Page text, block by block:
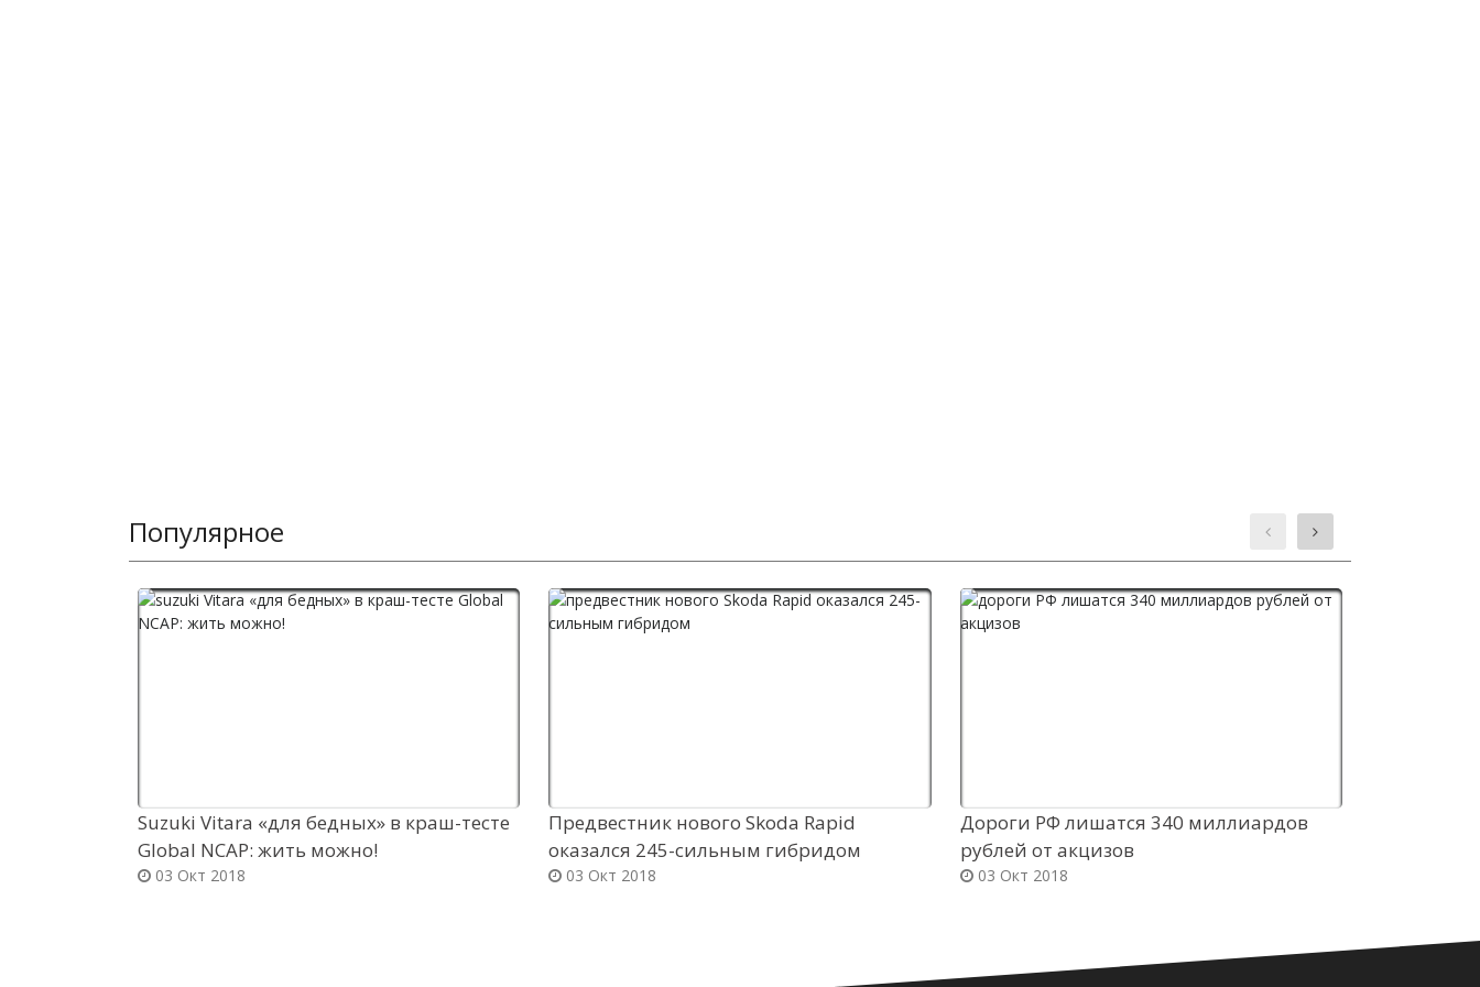
Популярное
Suzuki Vitara «для бедных» в краш-тесте
Global NCAP: жить можно!
03 Окт 2018
Предвестник нового Skoda Rapid
оказался 245-сильным гибридом
03 Окт 2018
Дороги РФ лишатся 340 миллиардов
рублей от акцизов
03 Окт 2018